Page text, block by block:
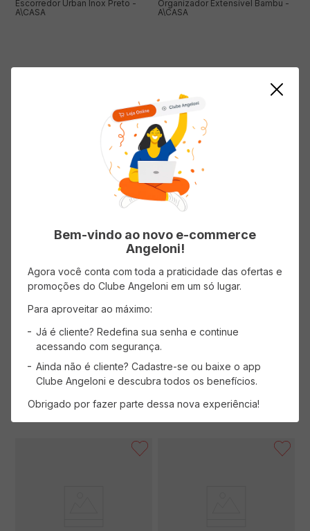
Escorredor Urban Inox Preto -
A\CASA
ADICIONAR AO CARRINHO
Organizador Extensível Bambu -
A\CASA
R$ 79,90
ADICIONAR AO CARRINHO
Organizador de Pia Urban Inox -
( R$ 59,90/un )
59,90
Porta Papel Toalha Preto 33cm -
A\CASA
( R$ 69,90/un )
R$
Bem-vindo ao novo e-commerce
Angeloni!
Agora você conta com toda a praticidade das ofertas e
promoções do Clube Angeloni em um só lugar.
Para aproveitar ao máximo:
Já é cliente? Redefina sua senha e continue
acessando com segurança.
Ainda não é cliente? Cadastre-se ou baixe o app
Clube Angeloni e descubra todos os benefícios.
Obrigado por fazer parte dessa nova experiência!